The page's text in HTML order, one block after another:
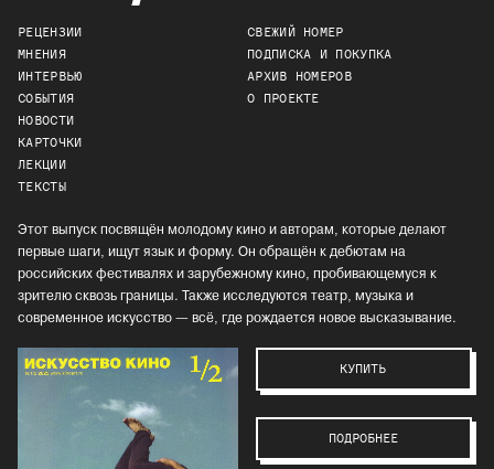
РЕЦЕНЗИИ
МНЕНИЯ
ИНТЕРВЬЮ
СОБЫТИЯ
НОВОСТИ
КАРТОЧКИ
ЛЕКЦИИ
ТЕКСТЫ
СВЕЖИЙ НОМЕР
ПОДПИСКА И ПОКУПКА
АРХИВ НОМЕРОВ
О ПРОЕКТЕ
Этот выпуск посвящён молодому кино и авторам, которые делают
первые шаги, ищут язык и форму. Он обращён к дебютам на
российских фестивалях и зарубежному кино, пробивающемуся к
зрителю сквозь границы. Также исследуются театр, музыка и
современное искусство — всё, где рождается новое высказывание.
КУПИТЬ
ПОДРОБНЕЕ